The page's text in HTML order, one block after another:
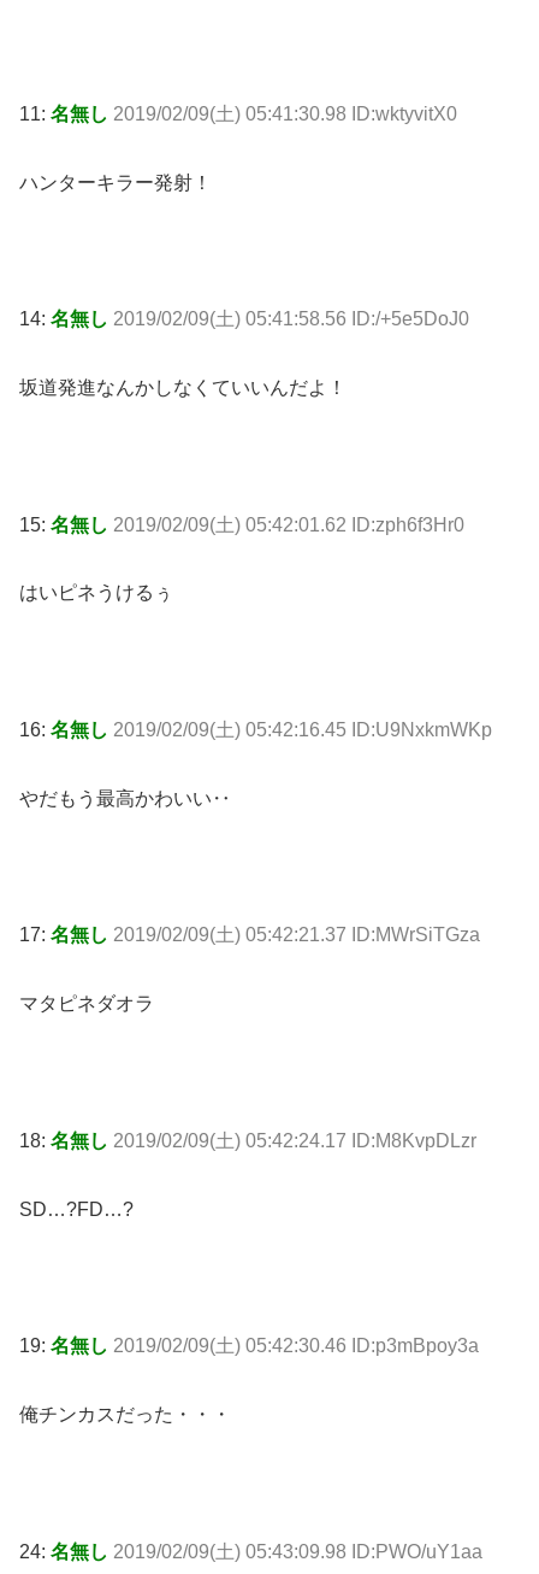
11: 名無し 2019/02/09(土) 05:41:30.98 ID:wktyvitX0
ハンターキラー発射！
14: 名無し 2019/02/09(土) 05:41:58.56 ID:/+5e5DoJ0
坂道発進なんかしなくていいんだよ！
15: 名無し 2019/02/09(土) 05:42:01.62 ID:zph6f3Hr0
はいピネうけるぅ
16: 名無し 2019/02/09(土) 05:42:16.45 ID:U9NxkmWKp
やだもう最高かわいい‥
17: 名無し 2019/02/09(土) 05:42:21.37 ID:MWrSiTGza
マタピネダオラ
18: 名無し 2019/02/09(土) 05:42:24.17 ID:M8KvpDLzr
SD…?FD…?
19: 名無し 2019/02/09(土) 05:42:30.46 ID:p3mBpoy3a
俺チンカスだった・・・
24: 名無し 2019/02/09(土) 05:43:09.98 ID:PWO/uY1aa